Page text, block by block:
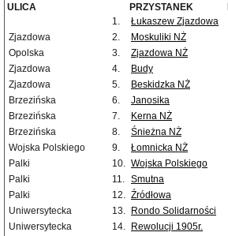
ULICA PRZYSTANEK
1.
Łukaszew Zjazdowa
Zjazdowa
2.
Moskuliki NŻ
Opolska
3.
Zjazdowa NŻ
Zjazdowa
4.
Budy
Zjazdowa
5.
Beskidzka NŻ
Brzezińska
6. Janosika
Brzezińska
7. Kerna NŻ
Brzezińska
8. Śnieżna NŻ
Wojska Polskiego
9. Łomnicka NŻ
Palki
10. Wojska Polskiego
Palki
11. Smutna
Palki
12. Źródłowa
Uniwersytecka
13. Rondo Solidarności
Uniwersytecka
14. Rewolucji 1905r.